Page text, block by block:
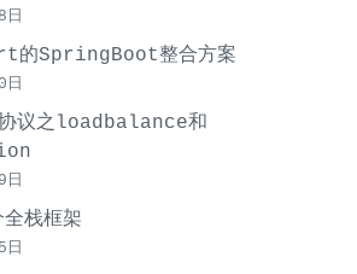
日
的SpringBoot整合方案
日
议之loadbalance和
日
栈框架
日